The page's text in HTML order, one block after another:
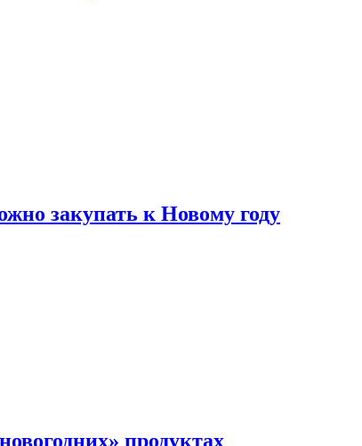
закупать к Новому году
продуктах